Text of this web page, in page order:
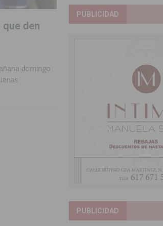
den
domingo
PUBLICIDAD
PUBLICIDAD